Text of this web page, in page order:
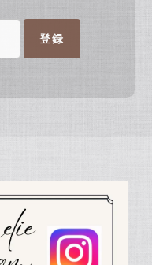
登録